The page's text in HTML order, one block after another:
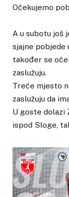
Očekujemo
A u subotu još
sjajne pobjede
također se
zaslužuju.
Treće mjesto
zaslužuju da
U goste dolazi
ispod Sloge,